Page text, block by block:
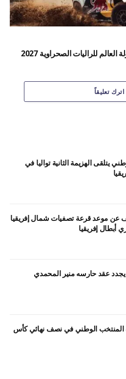
للراليات الصحراوية 2027
اترك تعليقاً
يتلقى الهزيمة الثانية تواليا في
عن موعد قرعة تصفيات شمال إفريقيا
أبطال إفريقيا
عقد حارسه منير المحمدي
المنتخب الوطني في نصف نهائي كأس